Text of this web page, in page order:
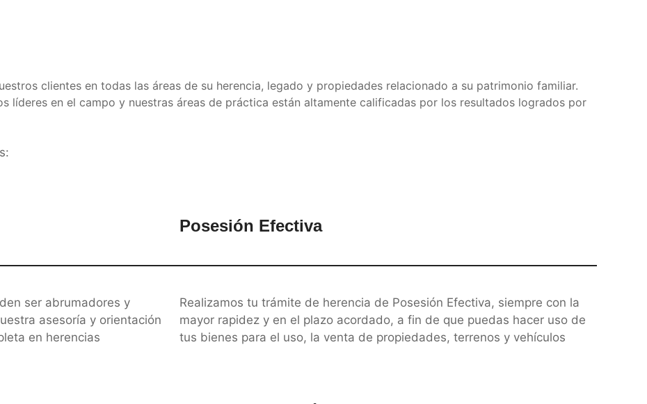
clientes en todas las áreas de su herencia, legado y propiedades relacionado a su patrimonio familiar.
líderes en el campo y nuestras áreas de práctica están altamente calificadas por los resultados logrados por
ser abrumadores y
asesoría y orientación
en herencias
Posesión Efectiva
Realizamos tu trámite de herencia de Posesión Efectiva, siempre con la
mayor rapidez y en el plazo acordado, a fin de que puedas hacer uso de
tus bienes para el uso, la venta de propiedades, terrenos y vehículos